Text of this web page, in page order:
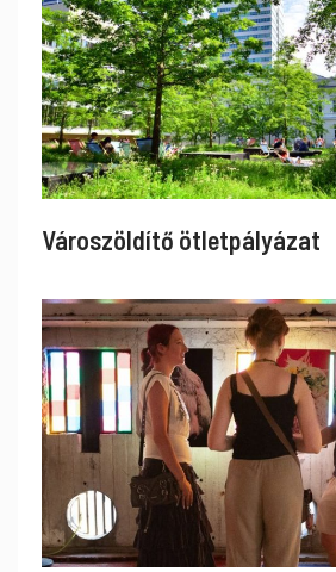
Városzöldítő ötletpályázat